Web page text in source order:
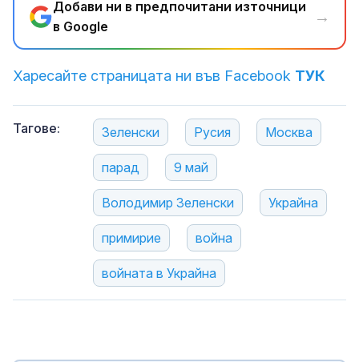
Добави ни в предпочитани източници
в Google
→
Харесайте страницата ни във Facebook ТУК
Тагове: Зеленски Русия Москва
парад 9 май
Володимир Зеленски Украйна
примирие война
войната в Украйна